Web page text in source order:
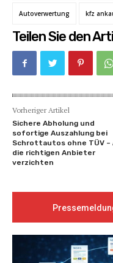
Autoverwertung kfz
Teilen Sie den
Vorheriger Artikel
Sichere Abholung und
sofortige Auszahlung bei
Schrottautos ohne TÜV –
die richtigen Anbieter
verzichten